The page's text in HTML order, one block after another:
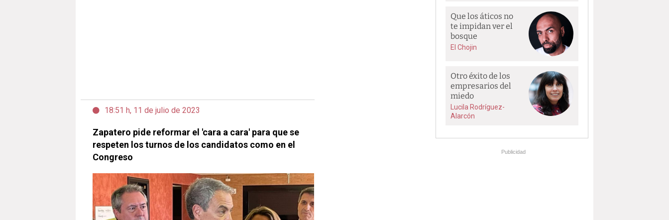
18:51 h, 11 de julio de 2023
Zapatero pide reformar el 'cara a cara' para que se
respeten los turnos de los candidatos como en el
Congreso
Que los áticos no
te impidan ver el
bosque
El Chojin
Otro éxito de los
empresarios del
miedo
Lucila Rodríguez-
Alarcón
Publicidad